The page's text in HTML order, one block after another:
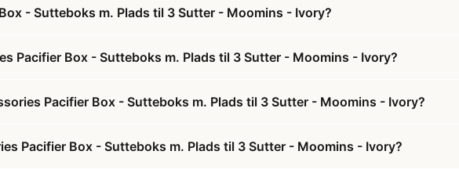
- Sutteboks m. Plads til 3 Sutter - Moomins - Ivory?
Pacifier Box - Sutteboks m. Plads til 3 Sutter - Moomins - Ivory?
Pacifier Box - Sutteboks m. Plads til 3 Sutter - Moomins - Ivory?
Pacifier Box - Sutteboks m. Plads til 3 Sutter - Moomins - Ivory?